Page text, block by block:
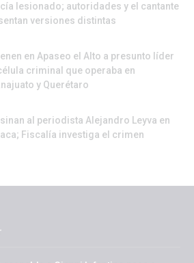
lesionado; autoridades y el cantante
versiones distintas
en Apaseo el Alto a presunto líder
criminal que operaba en
y Querétaro
al periodista Alejandro Leyva en
Fiscalía investiga el crimen